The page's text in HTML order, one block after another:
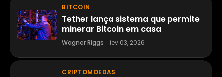
BITCOIN
Tether lança sistema que permite
minerar Bitcoin em casa
Wagner Riggs · fev 03, 2026
CRIPTOMOEDAS